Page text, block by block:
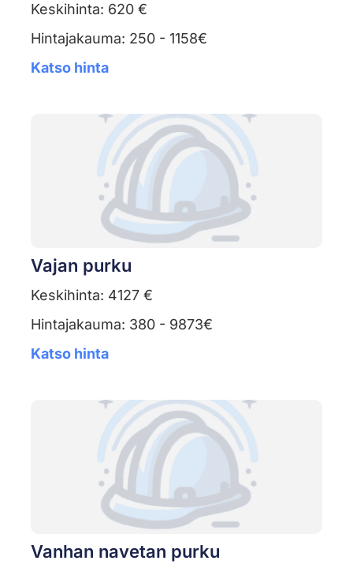
Keskihinta: 620 €
Hintajakauma: 250 - 1158€
Katso hinta
Vajan purku
Keskihinta: 4127 €
Hintajakauma: 380 - 9873€
Katso hinta
Vanhan navetan purku